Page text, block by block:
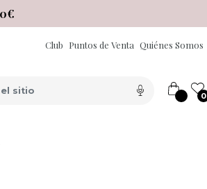
Club Puntos de Venta Quiénes Somos
0